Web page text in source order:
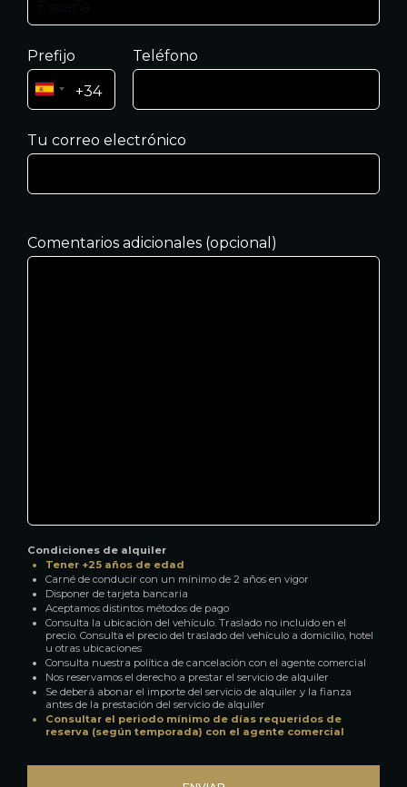
Prefijo Teléfono
Tu correo electrónico
Comentarios adicionales (opcional)
Condiciones de alquiler
Tener +25 años de edad
Carné de conducir con un mínimo de 2 años en vigor
Disponer de tarjeta bancaria
Aceptamos distintos métodos de pago
Consulta la ubicación del vehículo. Traslado no incluido en el
precio. Consulta el precio del traslado del vehículo a domicilio, hotel
u otras ubicaciones
Consulta nuestra política de cancelación con el agente comercial
Nos reservamos el derecho a prestar el servicio de alquiler
Se deberá abonar el importe del servicio de alquiler y la fianza
antes de la prestación del servicio de alquiler
Consultar el periodo mínimo de días requeridos de
reserva (según temporada) con el agente comercial